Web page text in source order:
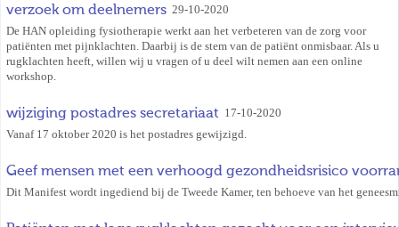
verzoek om deelnemers 29-10-2020
De HAN opleiding fysiotherapie werkt aan het verbeteren van de zorg voor
patiënten met pijnklachten. Daarbij is de stem van de patiënt onmisbaar. Als u
rugklachten heeft, willen wij u vragen of u deel wilt nemen aan een online
workshop.
wijziging postadres secretariaat 17-10-2020
Vanaf 17 oktober 2020 is het postadres gewijzigd.
Geef mensen met een verhoogd gezondheidsrisico
Dit Manifest wordt ingediend bij de Tweede Kamer, ten behoeve van het